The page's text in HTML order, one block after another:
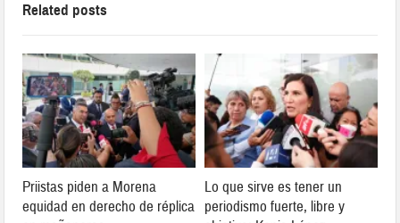
Related posts
Priistas piden a Morena
equidad en derecho de réplica
Lo que sirve es tener un
periodismo fuerte, libre y